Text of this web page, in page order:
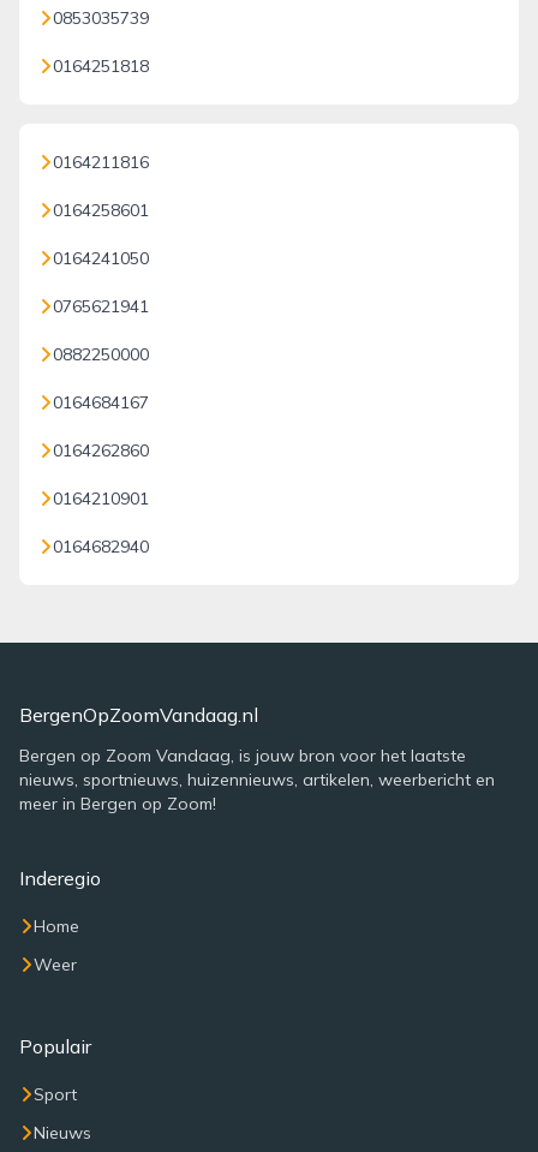
0853035739
0164251818
0164211816
0164258601
0164241050
0765621941
0882250000
0164684167
0164262860
0164210901
0164682940
BergenOpZoomVandaag.nl
Bergen op Zoom Vandaag, is jouw bron voor het laatste
nieuws, sportnieuws, huizennieuws, artikelen, weerbericht en
meer in Bergen op Zoom!
Inderegio
Home
Weer
Populair
Sport
Nieuws